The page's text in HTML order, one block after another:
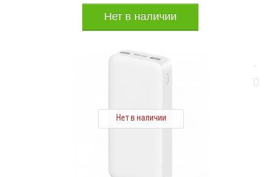
Нет в наличии
Нет в наличии